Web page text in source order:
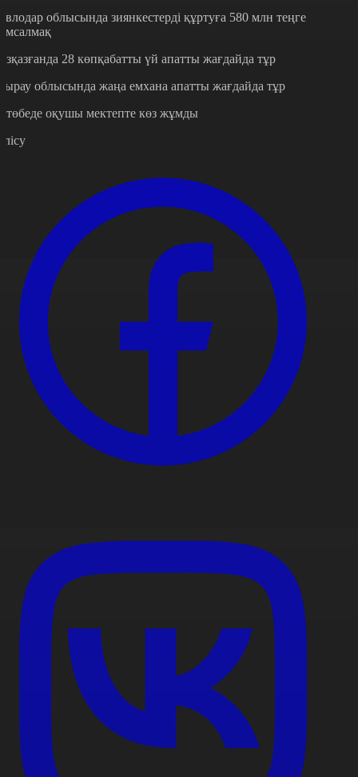
облысында зиянкестерді құртуға 580 млн теңге
28 көпқабатты үй апатты жағдайда тұр
облысында жаңа емхана апатты жағдайда тұр
оқушы мектепте көз жұмды